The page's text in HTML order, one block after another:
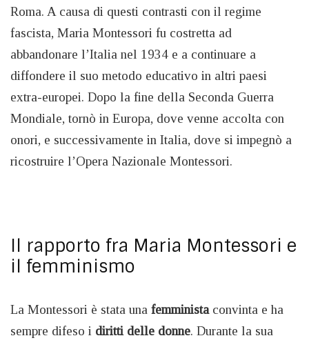
Roma. A causa di questi contrasti con il regime
fascista, Maria Montessori fu costretta ad
abbandonare l’Italia nel 1934 e a continuare a
diffondere il suo metodo educativo in altri paesi
extra-europei. Dopo la fine della Seconda Guerra
Mondiale, tornò in Europa, dove venne accolta con
onori, e successivamente in Italia, dove si impegnò a
ricostruire l’Opera Nazionale Montessori.
Il rapporto fra Maria Montessori e
il femminismo
La Montessori è stata una femminista convinta e ha
sempre difeso i diritti delle donne. Durante la sua